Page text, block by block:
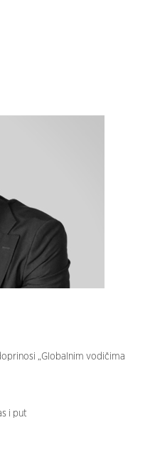
„Globalnim vodičima
i put